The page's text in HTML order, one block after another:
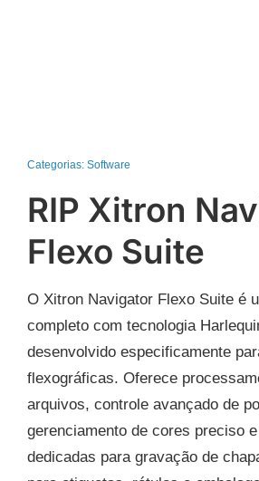
Categorias: Software
RIP Xitron
Flexo Suite
O Xitron Navigator Flexo Suite é
completo com tecnologia
desenvolvido especificamente
flexográficas. Oferece
arquivos, controle avançado de
gerenciamento de cores preciso
dedicadas para gravação de